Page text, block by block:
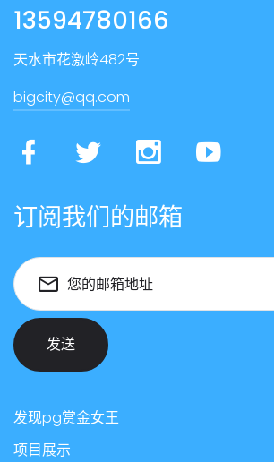
13594780166
天水市花激岭482号
bigcity@qq.com
订阅我们的邮箱
您的邮箱地址
发送
发现pg赏金女王
项目展示